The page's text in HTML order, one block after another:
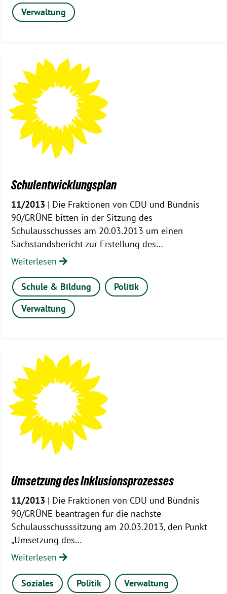
Verwaltung
Schulentwicklungsplan
11/2013 | Die Fraktionen von CDU und Bündnis
90/GRÜNE bitten in der Sitzung des
Schulausschusses am 20.03.2013 um einen
Sachstandsbericht zur Erstellung des…
Weiterlesen
Schule & Bildung
Politik
Verwaltung
Umsetzung des Inklusionsprozesses
11/2013 | Die Fraktionen von CDU und Bündnis
90/GRÜNE beantragen für die nächste
Schulausschusssitzung am 20.03.2013, den Punkt
„Umsetzung des…
Weiterlesen
Soziales Politik
Verwaltung